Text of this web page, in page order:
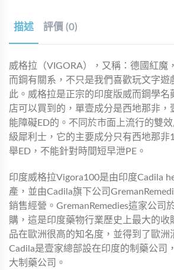
描述 評價 (0)
威格拉（VIGORA），又稱：德國紅魔
而鋼有關系，不只是我們喜歡玩文字遊
此。威格拉是正宗的印度版威而鋼學名
店可以買到的，單壹成分是西地那非，
能障礙ED的。不同於市面上流行的雙
級犀利士，它的主要成分只有西地那非
舉ED，不能針對時間短早泄PE。
印度威格拉Vigora100是由印度Cadila
產，並由Cadila旗下公司
銷售經營。GremanRemedies這家公司
購，這是印度藥物行業歷史上最大的收
品在歐洲很高的知名度，並得到了歐洲
Cadila是壹家總部設在印度的制藥公司
大制藥公司。